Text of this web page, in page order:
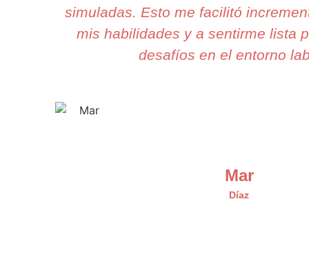
simuladas. Esto me facilitó
mis habilidades y a sentirme lista
desafíos en el entorno
Mar
Díaz